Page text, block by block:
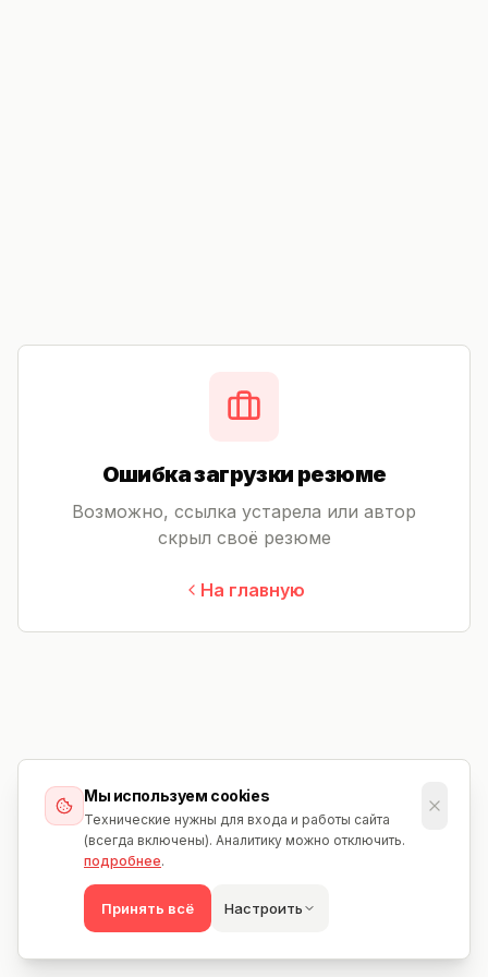
Мы используем cookies
Технические нужны для входа и работы сайта
(всегда включены). Аналитику можно отключить.
подробнее.
Принять всё Настроить
Ошибка загрузки резюме
Возможно, ссылка устарела или автор
скрыл своё резюме
На главную